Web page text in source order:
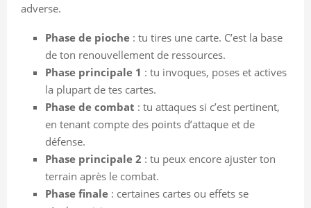
adverse.
Phase de pioche : tu tires une carte. C’est la base
de ton renouvellement de ressources.
Phase principale 1 : tu invoques, poses et actives
la plupart de tes cartes.
Phase de combat : tu attaques si c’est pertinent,
en tenant compte des points d’attaque et de
défense.
Phase principale 2 : tu peux encore ajuster ton
terrain après le combat.
Phase finale : certaines cartes ou effets se